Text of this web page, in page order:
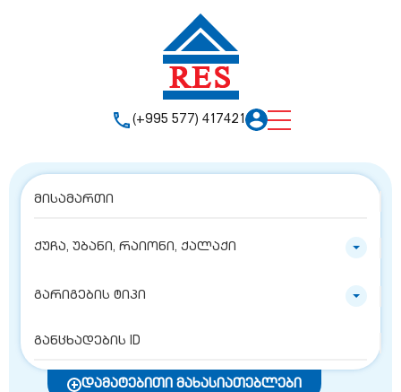
(+995 577) 417421
ქუჩა, უბანი, რაიონი, ქალაქი
გარიგების ტიპი
დამატებითი მახასიათებლები